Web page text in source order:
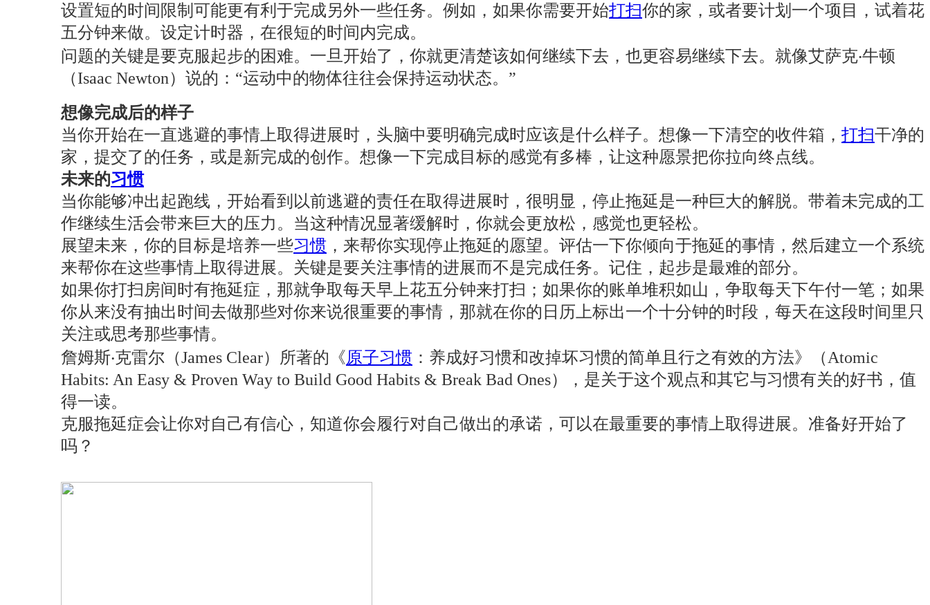
设置短的时间限制可能更有利于完成另外一些任务。例如，如果你需要开始打扫你的家，或者要计划一个项目，试着花
五分钟来做。设定计时器，在很短的时间内完成。
问题的关键是要克服起步的困难。一旦开始了，你就更清楚该如何继续下去，也更容易继续下去。就像艾萨克‧牛顿
（Isaac Newton）说的：“运动中的物体往往会保持运动状态。”
想像完成后的样子
当你开始在一直逃避的事情上取得进展时，头脑中要明确完成时应该是什么样子。想像一下清空的收件箱， 打扫干净的
家，提交了的任务，或是新完成的创作。想像一下完成目标的感觉有多棒，让这种愿景把你拉向终点线。
未来的习惯
当你能够冲出起跑线，开始看到以前逃避的责任在取得进展时，很明显，停止拖延是一种巨大的解脱。带着未完成的工
作继续生活会带来巨大的压力。当这种情况显著缓解时，你就会更放松，感觉也更轻松。
展望未来，你的目标是培养一些习惯 ，来帮你实现停止拖延的愿望。评估一下你倾向于拖延的事情，然后建立一个系统
来帮你在这些事情上取得进展。关键是要关注事情的进展而不是完成任务。记住，起步是最难的部分。
如果你打扫房间时有拖延症，那就争取每天早上花五分钟来打扫；如果你的账单堆积如山，争取每天下午付一笔；如果
你从来没有抽出时间去做那些对你来说很重要的事情，那就在你的日历上标出一个十分钟的时段，每天在这段时间里只
关注或思考那些事情。
詹姆斯‧克雷尔（James Clear）所著的《原子习惯 ：养成好习惯和改掉坏习惯的简单且行之有效的方法》（Atomic
Habits: An Easy & Proven Way to Build Good Habits & Break Bad Ones），是关于这个观点和其它与习惯有关的好书，值
得一读。
克服拖延症会让你对自己有信心，知道你会履行对自己做出的承诺，可以在最重要的事情上取得进展。准备好开始了
吗？